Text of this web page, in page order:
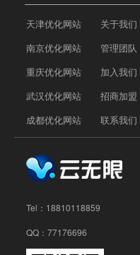
天津优化网站
南京优化网站
重庆优化网站
武汉优化网站
成都优化网站
关于我们
管理团队
加入我们
招商加盟
联系我们
Tel： 18810118859
QQ：77176696